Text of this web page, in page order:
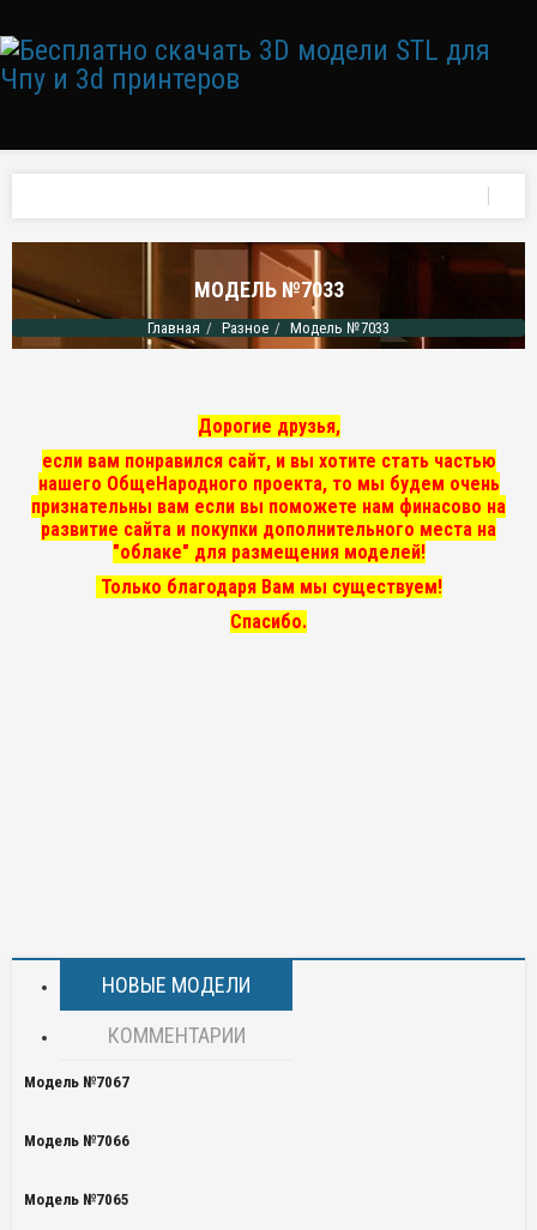
МОДЕЛЬ №7033
Главная Разное Модель №7033
Дорогие друзья,
если вам понравился сайт, и вы хотите стать частью
нашего ОбщеНародного проекта, то мы будем очень
признательны вам если вы поможете нам финасово на
развитие сайта и покупки дополнительного места на
"облаке" для размещения моделей!
Только благодаря Вам мы существуем!
Спасибо.
НОВЫЕ МОДЕЛИ
КОММЕНТАРИИ
Модель №7067
Модель №7066
Модель №7065